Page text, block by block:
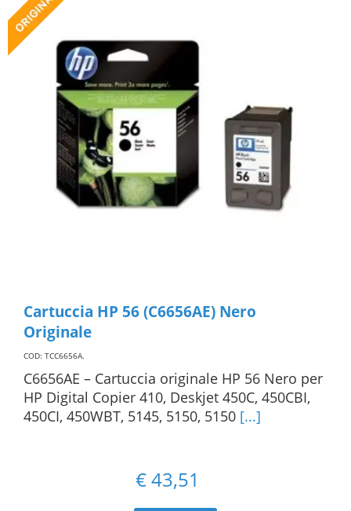
Cartuccia HP 56 (C6656AE) Nero
Originale
COD: TCC6656A.
C6656AE – Cartuccia originale HP 56 Nero per
HP Digital Copier 410, Deskjet 450C, 450CBI,
450CI, 450WBT, 5145, 5150, 5150 [...]
€43,51